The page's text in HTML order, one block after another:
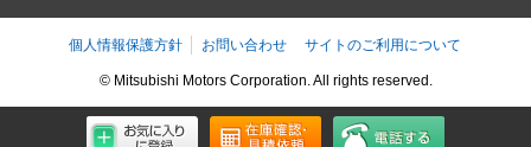
個人情報保護方針 お問い合わせ サイトのご利用について
© Mitsubishi Motors Corporation. All rights reserved.